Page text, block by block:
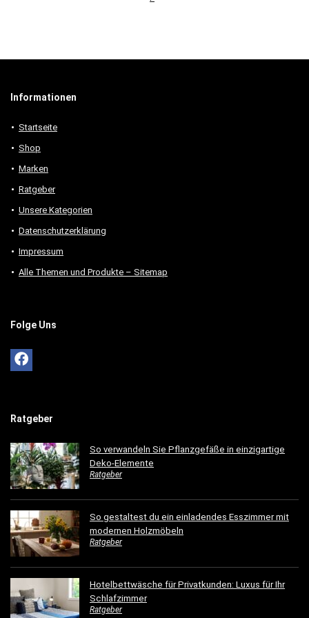
Informationen
Startseite
Shop
Marken
Ratgeber
Unsere Kategorien
Datenschutzerklärung
Impressum
Alle Themen und Produkte – Sitemap
Folge Uns
Ratgeber
So verwandeln Sie Pflanzgefäße in einzigartige
Deko-Elemente
Ratgeber
So gestaltest du ein einladendes Esszimmer mit
modernen Holzmöbeln
Ratgeber
Hotelbettwäsche für Privatkunden: Luxus für Ihr
Schlafzimmer
Ratgeber